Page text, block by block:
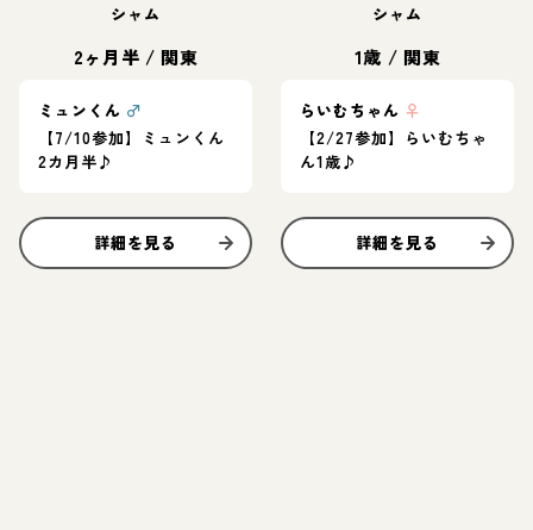
シャム
2ヶ月半 / 関東
ミュンくん ♂
【7/10参加】ミュンくん
2カ月半♪
詳細を見る
シャム
1歳 / 関東
らいむちゃん ♀
【2/27参加】らいむちゃ
ん1歳♪
詳細を見る